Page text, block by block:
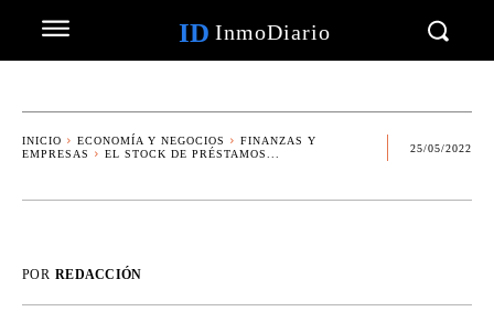
ID InmoDiario
INICIO ECONOMÍA Y NEGOCIOS
FINANZAS Y
EMPRESAS
EL STOCK DE PRÉSTAMOS...
25/05/2022
POR REDACCIÓN